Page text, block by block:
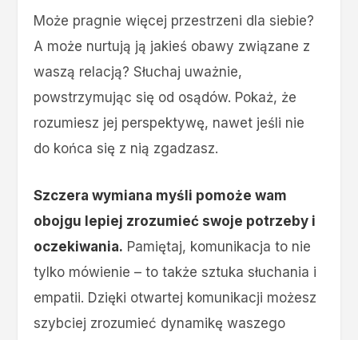
Może pragnie więcej przestrzeni dla siebie?
A może nurtują ją jakieś obawy związane z
waszą relacją? Słuchaj uważnie,
powstrzymując się od osądów. Pokaż, że
rozumiesz jej perspektywę, nawet jeśli nie
do końca się z nią zgadzasz.
Szczera wymiana myśli pomoże wam
obojgu lepiej zrozumieć swoje potrzeby i
oczekiwania. Pamiętaj, komunikacja to nie
tylko mówienie – to także sztuka słuchania i
empatii. Dzięki otwartej komunikacji możesz
szybciej zrozumieć dynamikę waszego